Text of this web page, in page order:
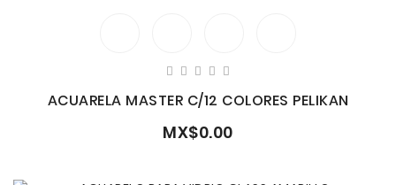
ACUARELA MASTER C/12 COLORES PELIKAN
MX$0.00